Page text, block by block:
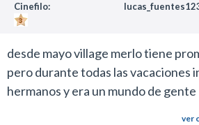
Cinefilo:
desde mayo village merlo tiene
pero durante todas las vacaciones
hermanos y era un mundo de gente
ver